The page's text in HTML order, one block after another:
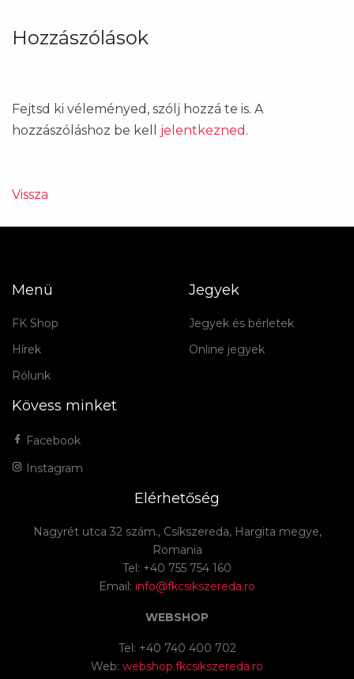
Hozzászólások
Fejtsd ki véleményed, szólj hozzá te is. A
hozzászóláshoz be kell jelentkezned .
Vissza
Menü
FK Shop
Hírek
Rólunk
Jegyek
Jegyek és bérletek
Online jegyek
Kövess minket
Facebook
Instagram
Elérhetőség
Nagyrét utca 32 szám., Csíkszereda, Hargita megye,
Romania
Tel: +40 755 754 160
Email: info@fkcsikszereda.ro
WEBSHOP
Tel: +40 740 400 702
Web: webshop.fkcsikszereda.ro